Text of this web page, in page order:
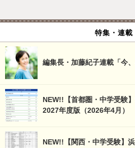
特集・連載
編集長・加藤紀子連載「今、
NEW!!【首都圏・中学受験
2027年度版（2026年4月）
NEW!!【関西・中学受験】